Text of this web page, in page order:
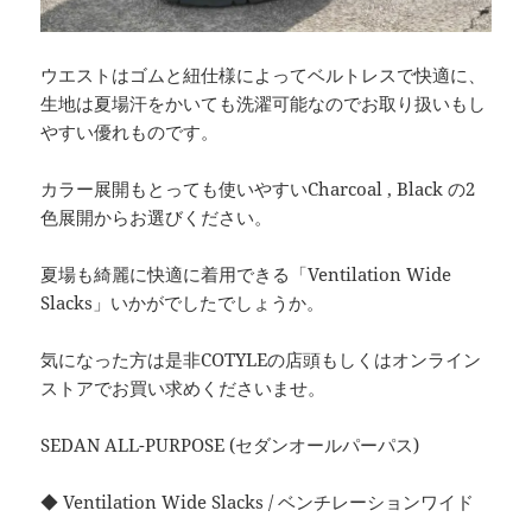
ウエストはゴムと紐仕様によってベルトレスで快適に、
生地は夏場汗をかいても洗濯可能なのでお取り扱いもし
やすい優れものです。
カラー展開もとっても使いやすいCharcoal , Black の2
色展開からお選びください。
夏場も綺麗に快適に着用できる「Ventilation Wide
Slacks」いかがでしたでしょうか。
気になった方は是非COTYLEの店頭もしくはオンライン
ストアでお買い求めくださいませ。
SEDAN ALL-PURPOSE (セダンオールパーパス)
◆ Ventilation Wide Slacks / ベンチレーションワイド